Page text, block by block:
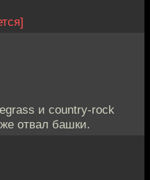
и country-rock
отвал башки.